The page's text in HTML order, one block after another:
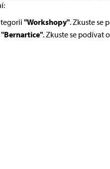
"Workshopy". Zkuste se
"Bernartice". Zkuste se podívat